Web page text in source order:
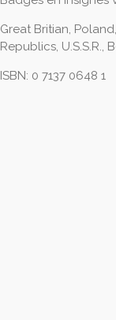
Great Britian,
Republics, U.S.S.R.,
ISBN: 0 7137 0648 1